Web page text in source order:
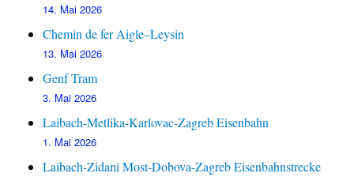
14. Mai 2026
Chemin de fer Aigle–Leysin
13. Mai 2026
Genf Tram
3. Mai 2026
Laibach-Metlika-Karlovac-Zagreb Eisenbahn
1. Mai 2026
Laibach-Zidani Most-Dobova-Zagreb Eisenbahnstrecke